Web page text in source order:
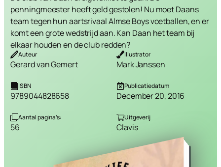
penningmeester heeft geld gestolen! Nu moet Daans
team tegen hun aartsrivaal Almse Boys voetballen, en er
komt een grote wedstrijd aan. Kan Daan het team bij
elkaar houden en de club redden?
Auteur
Gerard van Gemert
Illustrator
Mark Janssen
ISBN
9789044828658
Publicatiedatum
December 20, 2016
Aantal pagina’s:
56
Uitgeverij
Clavis